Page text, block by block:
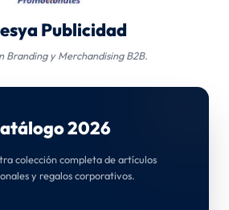
Publicidad
Branding y Merchandising B2B.
2026
colección completa de artículos
y regalos corporativos.